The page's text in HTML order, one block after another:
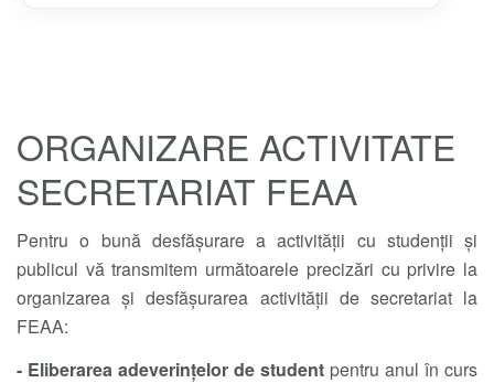
ORGANIZARE ACTIVITATE
SECRETARIAT FEAA
Pentru o bună desfășurare a activității cu studenții și
publicul vă transmitem următoarele precizări cu privire la
organizarea și desfășurarea activității de secretariat la
FEAA:
- Eliberarea adeverințelor de student pentru anul în curs